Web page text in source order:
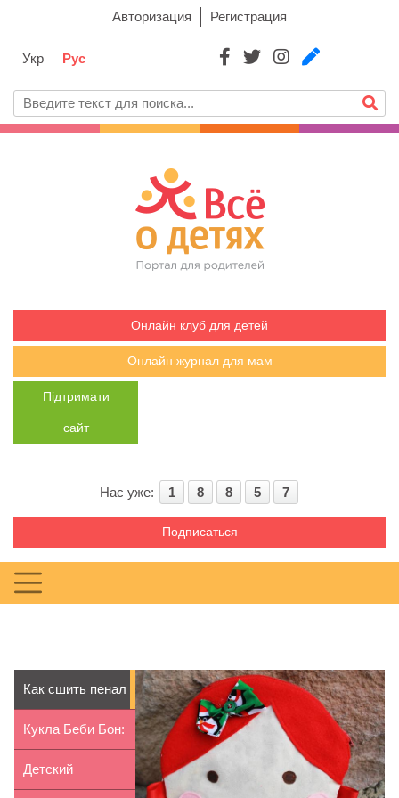
Авторизация Регистрация
Укр Рус
Онлайн клуб для детей
Онлайн журнал для мам
Підтримати
сайт
Нас уже: 1 8 8 5 7
Подписаться
Как сшить пенал
для ребенка
Кукла Беби Бон:
плюсы и минусы
Детский